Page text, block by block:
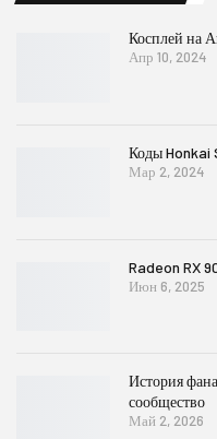
Косплей на
Апр 10, 2024
Коды Honkai
Мар 2, 2024
Radeon RX
Июн 6, 2025
История
сообщество
Май 2, 2026